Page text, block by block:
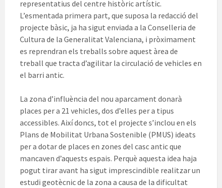
representatius del centre històric artístic.
L’esmentada primera part, que suposa la redacció del
projecte bàsic, ja ha sigut enviada a la Conselleria de
Cultura de la Generalitat Valenciana, i pròximament
es reprendran els treballs sobre aquest àrea de
treball que tracta d’agilitar la circulació de vehicles en
el barri antic.
La zona d’influència del nou aparcament donarà
places per a 21 vehicles, dos d’elles per a tipus
accessibles. Així doncs, tot el projecte s’inclou en els
Plans de Mobilitat Urbana Sostenible (PMUS) ideats
per a dotar de places en zones del casc antic que
mancaven d’aquests espais. Perquè aquesta idea haja
pogut tirar avant ha sigut imprescindible realitzar un
estudi geotècnic de la zona a causa de la dificultat